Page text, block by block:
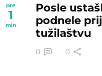
pre
1
min
Posle
podnele
tužilaštvu
0 0